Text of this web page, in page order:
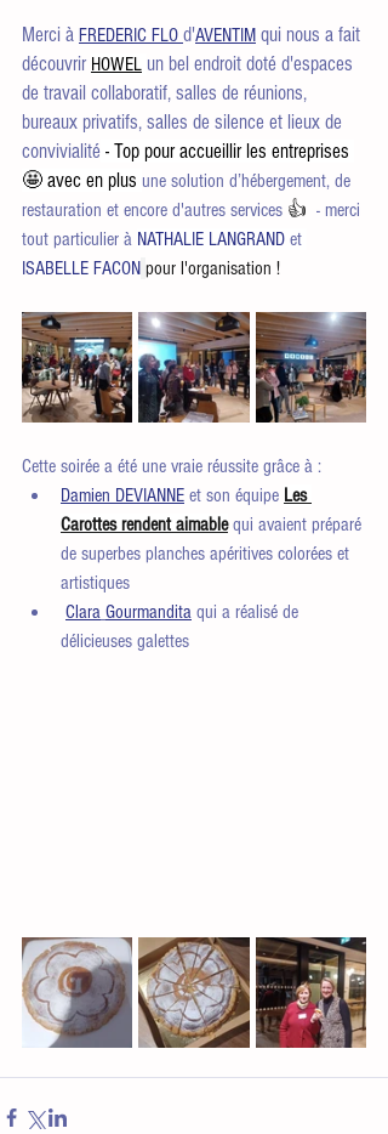
Merci à FREDERIC FLO d'AVENTIM qui nous a fait
découvrir HOWEL un bel endroit doté d'espaces
de travail collaboratif, salles de réunions,
bureaux privatifs, salles de silence et lieux de
convivialité - Top pour accueillir les entreprises
🤩 avec en plus une solution d’hébergement, de
restauration et encore d'autres services 👍 - merci
tout particulier à NATHALIE LANGRAND et
ISABELLE FACON pour l'organisation !
Cette soirée a été une vraie réussite grâce à :
Damien DEVIANNE et son équipe Les
Carottes rendent aimable qui avaient préparé
de superbes planches apéritives colorées et
artistiques
Clara Gourmandita qui a réalisé de
délicieuses galettes